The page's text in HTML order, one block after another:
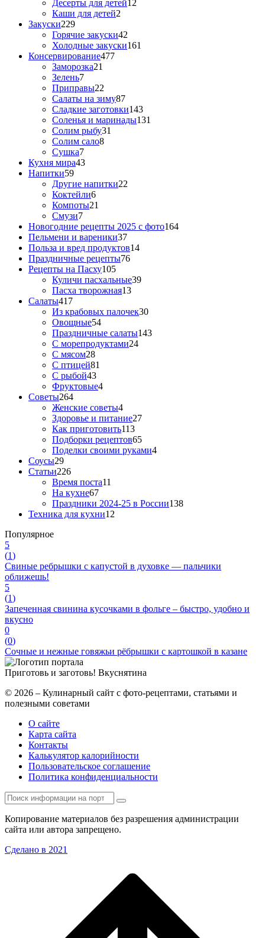
Десерты для детей12
Каши для детей2
Закуски229
Горячие закуски42
Холодные закуски161
Консервирование477
Заморозка21
Зелень7
Приправы22
Салаты на зиму87
Сладкие заготовки143
Соленья и маринады131
Солим рыбу31
Солим сало8
Сушка7
Кухня мира43
Напитки59
Другие напитки22
Коктейли6
Компоты21
Смузи7
Новогодние рецепты 2025 с фото164
Пельмени и вареники37
Польза и вред продуктов14
Праздничные рецепты76
Рецепты на Пасху105
Куличи пасхальные39
Пасха творожная13
Салаты417
Из крабовых палочек30
Овощные54
Праздничные салаты143
С морепродуктами24
С мясом28
С птицей81
С рыбой43
Фруктовые4
Советы264
Женские советы4
Здоровье и питание27
Как приготовить113
Подборки рецептов65
Поделки своими руками4
Соусы29
Статьи226
Время поста11
На кухне67
Праздники 2024-25 в России138
Техника для кухни12
Популярное
5
(1)
Свиные ребрышки с капустой в духовке — пальчики
оближешь!
5
(1)
Запеченная свинина кусочками в фольге – быстро, удобно и
вкусно
0
(0)
Сочные и нежные говяжьи рёбрышки с картошкой в казане
Приготовь и заготовь! Вкуснятина
© 2026 – Кулинарный сайт с фото-рецептами, статьями и
полезными советами
О сайте
Карта сайта
Контакты
Калькулятор калорийности
Пользовательское соглашение
Политика конфиденциальности
Копирование материалов без разрешения администрации
сайта или автора запрещено.
Сделано в 2021